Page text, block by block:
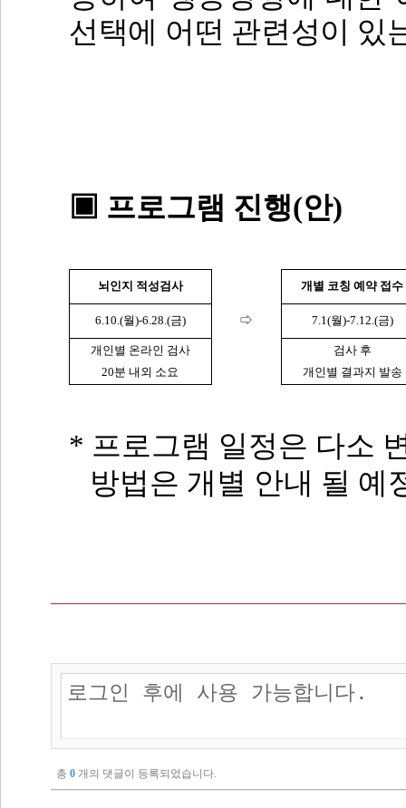
선택에 어떤 관련성이 있
▣ 프로그램 진행(안)
뇌인지 적성검사 개별 코칭 예약 접수
6.10.(월)-6.28.(금) ⇨ 7.1(월)-7.12.(금)
개인별 온라인 검사
20분 내외 소요
검사 후
개인별 결과지 발송
* 프로그램 일정은 다소
방법은 개별 안내 될 예
총 0 개의 댓글이 등록되었습니다.